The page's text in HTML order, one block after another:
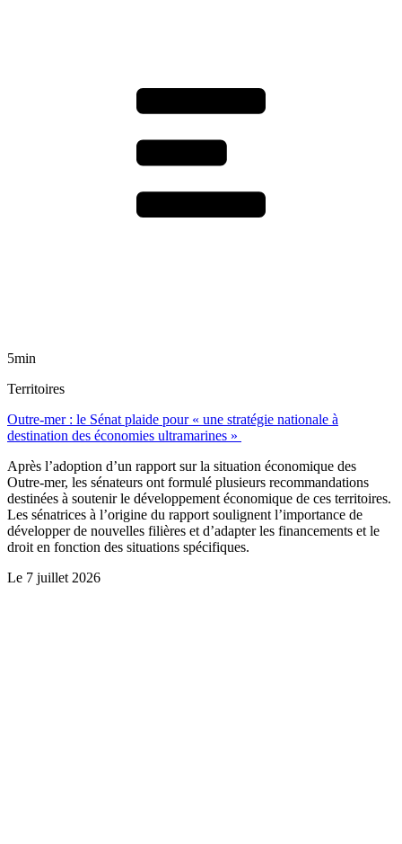
5min
Territoires
Outre-mer : le Sénat plaide pour « une stratégie nationale à
destination des économies ultramarines »
Après l’adoption d’un rapport sur la situation économique des
Outre-mer, les sénateurs ont formulé plusieurs recommandations
destinées à soutenir le développement économique de ces territoires.
Les sénatrices à l’origine du rapport soulignent l’importance de
développer de nouvelles filières et d’adapter les financements et le
droit en fonction des situations spécifiques.
Le 7 juillet 2026